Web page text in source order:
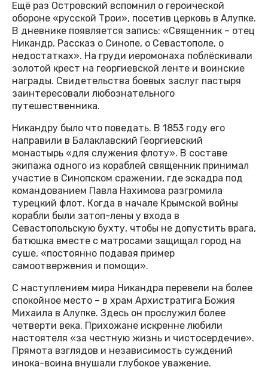
Ещё раз Островский вспомнил о героической
обороне «русской Трои», посетив церковь в Алупке.
В дневнике появляется запись: «Священник – отец
Никандр. Рассказ о Синопе, о Севастополе, о
недостатках». На груди иеромонаха поблёскивали
золотой крест на георгиевской ленте и воинские
награды. Свидетельства боевых заслуг пастыря
заинтересовали любознательного
путешественника.
Никандру было что поведать. В 1853 году его
направили в Балаклавский Георгиевский
монастырь «для служения флоту». В составе
экипажа одного из кораблей священник принимал
участие в Синопском сражении, где эскадра под
командованием Павла Нахимова разгромила
турецкий флот. Когда в начале Крымской войны
корабли были затоп-лены у входа в
Севастопольскую бухту, чтобы не допустить врага,
батюшка вместе с матросами защищал город на
суше, «постоянно подавая пример
самоотвержения и помощи».
С наступлением мира Никандра перевели на более
спокойное место – в храм Архистратига Божия
Михаила в Алупке. Здесь он прослужил более
четверти века. Прихожане искренне любили
настоятеля «за честную жизнь и чистосердечие».
Прямота взглядов и независимость суждений
инока-воина внушали глубокое уважение.